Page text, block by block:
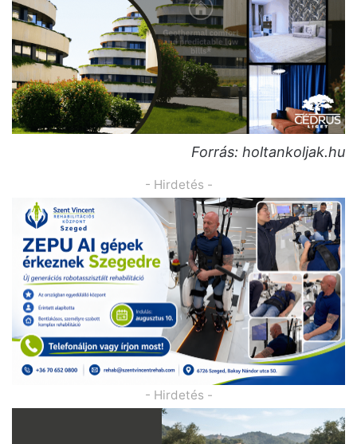
Forrás: holtankoljak.hu
- Hirdetés -
- Hirdetés -